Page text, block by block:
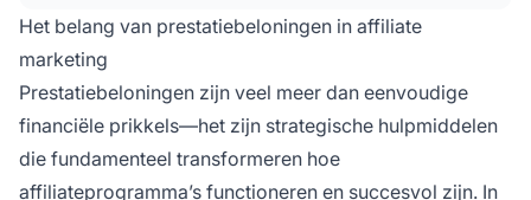
af op de bedrijfsdoelstellingen. Topaffiliates
die de meeste leads en betrokkenheid
genereren verdienen erkenning via hogere
commissies en exclusieve incentives, wat
uiteindelijk zorgt voor duurzame bedrijfsgroei.
Het belang van prestatiebeloningen in affiliate
marketing
Prestatiebeloningen zijn veel meer dan eenvoudige
financiële prikkels—het zijn strategische hulpmiddelen
die fundamenteel transformeren hoe
affiliateprogramma’s functioneren en succesvol zijn. In